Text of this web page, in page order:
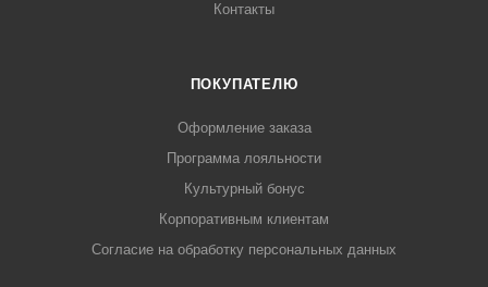
Контакты
ПОКУПАТЕЛЮ
Оформление заказа
Программа лояльности
Культурный бонус
Корпоративным клиентам
Согласие на обработку персональных данных